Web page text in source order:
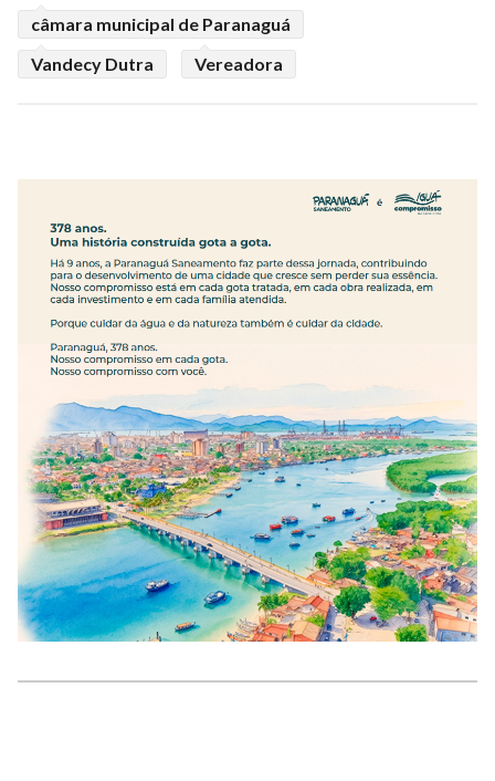
câmara municipal de Paranaguá
Vandecy Dutra
Vereadora